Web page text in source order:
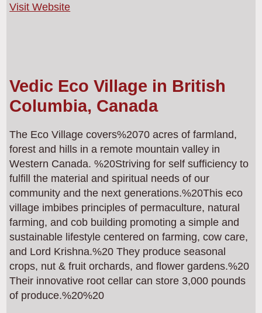
Visit Website
Vedic Eco Village in British
Columbia, Canada
The Eco Village covers%2070 acres of farmland,
forest and hills in a remote mountain valley in
Western Canada. %20Striving for self sufficiency to
fulfill the material and spiritual needs of our
community and the next generations.%20This eco
village imbibes principles of permaculture, natural
farming, and cob building promoting a simple and
sustainable lifestyle centered on farming, cow care,
and Lord Krishna.%20 They produce seasonal
crops, nut & fruit orchards, and flower gardens.%20
Their innovative root cellar can store 3,000 pounds
of produce.%20%20